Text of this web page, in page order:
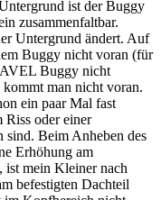
ist der Buggy
zusammenfaltbar.
Untergrund ändert. Auf
Buggy nicht voran (für
Buggy nicht
man nicht voran.
ein paar Mal fast
oder einer
sind. Beim Anheben des
Erhöhung am
ist mein Kleiner nach
befestigten Dachteil